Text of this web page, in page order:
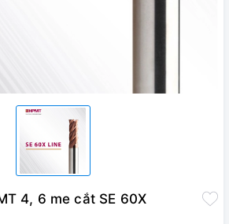
4, 6 me cắt SE 60X